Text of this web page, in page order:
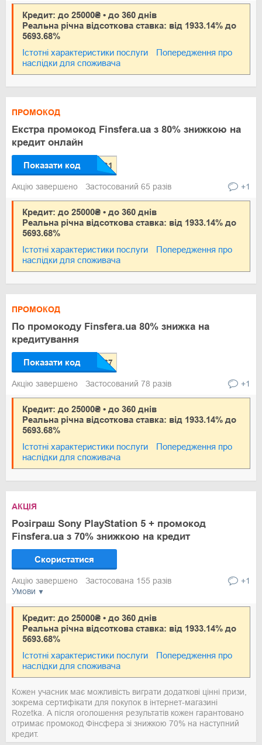
Кредит: до 25000₴ • до 360 днів
Реальна річна відсоткова ставка: від 1933.14% до
5693.68%
Істотні характеристики послуги
Попередження про
наслідки для споживача
ПРОМОКОД
Екстра промокод Finsfera.ua з 80% знижкою на
кредит онлайн
Показати код
Акцію завершено Застосований 65 разів +1
Кредит: до 25000₴ • до 360 днів
Реальна річна відсоткова ставка: від 1933.14% до
5693.68%
Істотні характеристики послуги
Попередження про
наслідки для споживача
ПРОМОКОД
По промокоду Finsfera.ua 80% знижка на
кредитування
Показати код
Акцію завершено Застосований 78 разів +1
Кредит: до 25000₴ • до 360 днів
Реальна річна відсоткова ставка: від 1933.14% до
5693.68%
Істотні характеристики послуги
Попередження про
наслідки для споживача
Умови
АКЦІЯ
Розіграш Sony PlayStation 5 + промокод
Finsfera.ua з 70% знижкою на кредит
Скористатися
Акцію завершено Застосована 155 разів +1
Кредит: до 25000₴ • до 360 днів
Реальна річна відсоткова ставка: від 1933.14% до
5693.68%
Істотні характеристики послуги
Попередження про
наслідки для споживача
Кожен учасник має можливість виграти додаткові цінні призи,
зокрема сертифікати для покупок в інтернет-магазині
Rozetka. А після оголошення результатів кожен гарантовано
отримає промокод Фінсфера зі знижкою 70% на наступний
кредит.